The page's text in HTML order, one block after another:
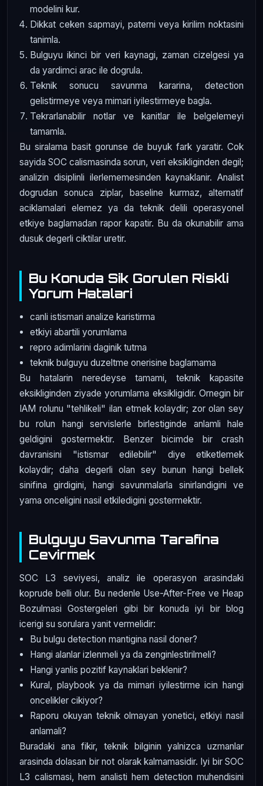
modelini kur.
Dikkat ceken sapmayi, paterni veya kirilim noktasini
tanimla.
Bulguyu ikinci bir veri kaynagi, zaman cizelgesi ya
da yardimci arac ile dogrula.
Teknik sonucu savunma kararina, detection
gelistirmeye veya mimari iyilestirmeye bagla.
Tekrarlanabilir notlar ve kanitlar ile belgelemeyi
tamamla.
Bu siralama basit gorunse de buyuk fark yaratir. Cok
sayida SOC calismasinda sorun, veri eksikliginden degil;
analizin disiplinli ilerlememesinden kaynaklanir. Analist
dogrudan sonuca ziplar, baseline kurmaz, alternatif
aciklamalari elemez ya da teknik delili operasyonel
etkiye baglamadan rapor kapatir. Bu da okunabilir ama
dusuk degerli ciktilar uretir.
Bu Konuda Sik Gorulen Riskli
Yorum Hatalari
canli istismari analize karistirma
etkiyi abartili yorumlama
repro adimlarini daginik tutma
teknik bulguyu duzeltme onerisine baglamama
Bu hatalarin neredeyse tamami, teknik kapasite
eksikliginden ziyade yorumlama eksikligidir. Ornegin bir
IAM rolunu "tehlikeli" ilan etmek kolaydir; zor olan sey
bu rolun hangi servislerle birlestiginde anlamli hale
geldigini gostermektir. Benzer bicimde bir crash
davranisini "istismar edilebilir" diye etiketlemek
kolaydir; daha degerli olan sey bunun hangi bellek
sinifina girdigini, hangi savunmalarla sinirlandigini ve
yama onceligini nasil etkiledigini gostermektir.
Bulguyu Savunma Tarafina
Cevirmek
SOC L3 seviyesi, analiz ile operasyon arasindaki
koprude belli olur. Bu nedenle Use-After-Free ve Heap
Bozulmasi Gostergeleri gibi bir konuda iyi bir blog
icerigi su sorulara yanit vermelidir:
Bu bulgu detection mantigina nasil doner?
Hangi alanlar izlenmeli ya da zenginlestirilmeli?
Hangi yanlis pozitif kaynaklari beklenir?
Kural, playbook ya da mimari iyilestirme icin hangi
oncelikler cikiyor?
Raporu okuyan teknik olmayan yonetici, etkiyi nasil
anlamali?
Buradaki ana fikir, teknik bilginin yalnizca uzmanlar
arasinda dolasan bir not olarak kalmamasidir. Iyi bir SOC
L3 calismasi, hem analisti hem detection muhendisini